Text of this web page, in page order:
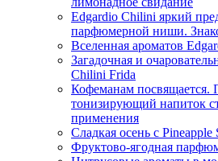
Edgardio Chilini яркий
парфюмерной ниши.
Вселенная ароматов
Загадочная и
Chilini Frida
Кофеманам посвящается.
тонизирующий напиток
применения
Сладкая осень с
Фруктово-ягодная